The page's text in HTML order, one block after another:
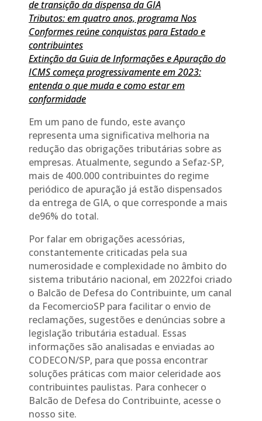
de transição da dispensa da GIA
Tributos: em quatro anos, programa Nos
Conformes reúne conquistas para Estado e
contribuintes
Extinção da Guia de Informações e Apuração do
ICMS começa progressivamente em 2023:
entenda o que muda e como estar em
conformidade
Em um pano de fundo, este avanço
representa uma significativa melhoria na
redução das obrigações tributárias sobre as
empresas. Atualmente, segundo a Sefaz-SP,
mais de 400.000 contribuintes do regime
periódico de apuração já estão dispensados
da entrega de GIA, o que corresponde a mais
de96% do total.
Por falar em obrigações acessórias,
constantemente criticadas pela sua
numerosidade e complexidade no âmbito do
sistema tributário nacional, em 2022foi criado
o Balcão de Defesa do Contribuinte, um canal
da FecomercioSP para facilitar o envio de
reclamações, sugestões e denúncias sobre a
legislação tributária estadual. Essas
informações são analisadas e enviadas ao
CODECON/SP, para que possa encontrar
soluções práticas com maior celeridade aos
contribuintes paulistas. Para conhecer o
Balcão de Defesa do Contribuinte, acesse o
nosso site.